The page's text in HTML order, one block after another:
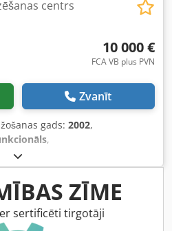
centrs
10 000 €
FCA VB plus PVN
Zvanīt
gads: 2002,
,
saņemt, apmeklējot to
Cedpfx Ajzpwunopysrf
ZĪME
sertificēti tirgotāji